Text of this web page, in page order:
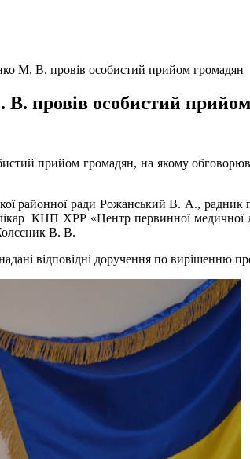
М. В. провів особистий прийом громадян
провів особистий
прийом громадян, на якому
районної ради Рожанський В. А., радник
лікар КНП ХРР «Центр первинної
В. В.
відповідні доручення по вирішенню